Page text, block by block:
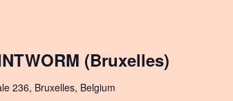
(Bruxelles)
236, Bruxelles, Belgium